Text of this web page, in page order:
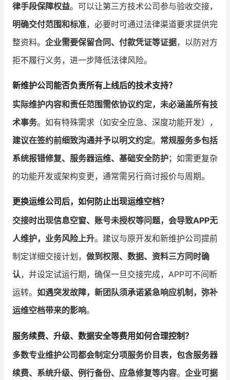
律手段保障权益。可以让第三方技术公司参与验收交接，
明确交付范围和标准，必要时可通过法律渠道要求提供完
整资料。 企业需要保留合同、付款凭证等证据，以防对方
拒不履行义务，进一步降低法律风险。
新维护公司能否负责所有上线后的技术支持？
实际维护内容和责任范围需依协议约定，未必涵盖所有技
术事务。如有特殊需求（如安全应急、深度功能开发），
建议在签约前细致沟通并予以明文约定。 常规服务多包括
系统报错修复、服务器运维、基础安全防护；如需更复杂
的功能开发或架构变更，通常需另行商讨报价与周期。
更换运维公司后，如何防止出现运维空档？
交接时出现信息空窗、账号未授权等问题，会导致APP无
人维护，业务风险上升。建议与原开发和新维护公司提前
制定详细交接计划， 做到权限、数据、资料三方同时确
认，并设定试运行期，确保一旦交接完成，APP可不间断
运转。 如遇突发故障，新团队须承诺紧急响应机制，弥补
运维空档带来的影响。
服务续费、升级、数据安全等费用如何合理控制？
多数专业维护公司都会制定分项服务价目表，包含服务器
续费、系统升级、例行备份、应急修复等内容。 企业可据